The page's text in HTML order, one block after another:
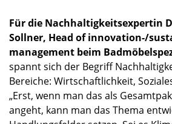
Für die Nachhaltigkeitsexpertin
Sollner, Head of innovation-/
management beim
spannt sich der Begriff
Bereiche: Wirtschaftlichkeit,
„Erst, wenn man das als
angeht, kann man das Thema